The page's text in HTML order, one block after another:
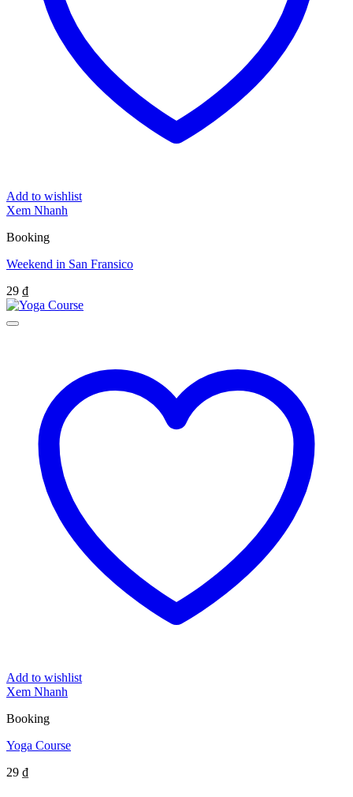
Add to wishlist
Xem Nhanh
Booking
Weekend in San Fransico
29 ₫
Add to wishlist
Xem Nhanh
Booking
Yoga Course
29 ₫